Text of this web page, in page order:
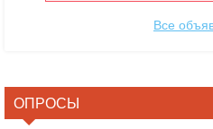
Все
ОПРОСЫ